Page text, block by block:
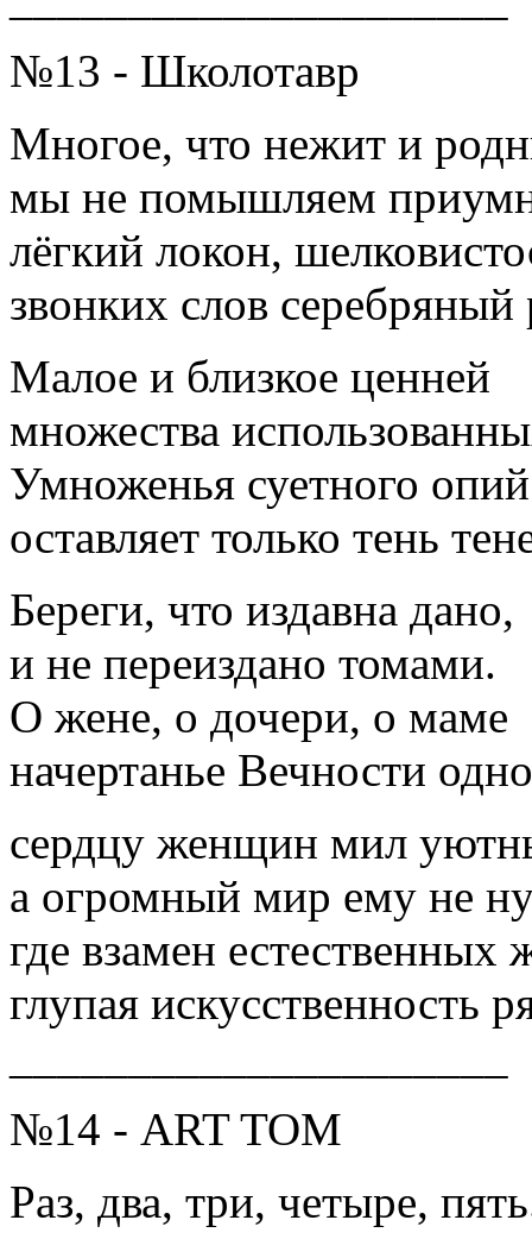
№13 - Школотавр
Многое, что нежит и
мы не помышляем
лёгкий локон,
звонких слов серебряный
Малое и близкое ценней
множества
Умноженья суетного опий
оставляет только тень
Береги, что издавна дано,
и не переиздано томами.
О жене, о дочери, о маме
начертанье Вечности
сердцу женщин мил
а огромный мир ему не
где взамен
глупая искусственность
№14 - ART TOM
Раз, два, три, четыре,